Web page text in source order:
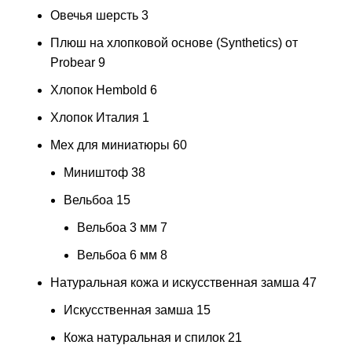
Овечья шерсть 3
Плюш на хлопковой основе (Synthetics) от
Probear 9
Хлопок Hembold 6
Хлопок Италия 1
Мех для миниатюры 60
Миништоф 38
Вельбоа 15
Вельбоа 3 мм 7
Вельбоа 6 мм 8
Натуральная кожа и искусственная замша 47
Искусственная замша 15
Кожа натуральная и спилок 21